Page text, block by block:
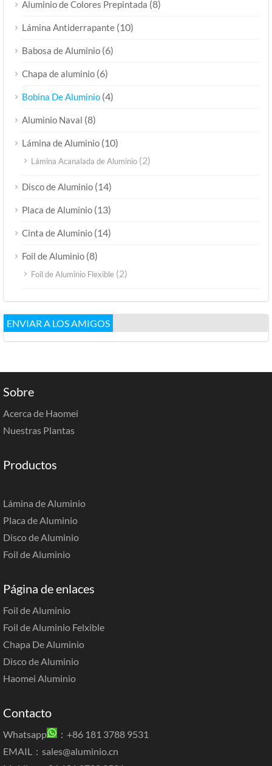
Aluminio de Colores Prepintada (8)
Lámina Antiderrapante (10)
Babosa de Aluminio (6)
Chapa de aluminio (6)
Bobina De Aluminio (4)
Aluminio Naval (8)
Lámina de Aluminio (10)
Lámina Acanalada de Aluminio (2)
Disco de Aluminio (14)
Placa de Aluminio (13)
Cinta de Aluminio (14)
Foil de Aluminio (8)
Foil de Aluminio Flexible (2)
ENVIAR A LOS AMIGOS
Sobre
Acerca de Haomei
Nuestras Plantas
Productos
Lámina de Aluminio
Placa de Aluminio
Disco de Aluminio
Foil de Aluminio
Página de enlaces
Foil de Aluminio
Foil de Aluminio Felxible
Chapa De Aluminio
Disco de Aluminio
Haomei Aluminio
Contacto
Whatsapp
：+86 181 3788 9531
EMAIL： sales@aluminio.cn